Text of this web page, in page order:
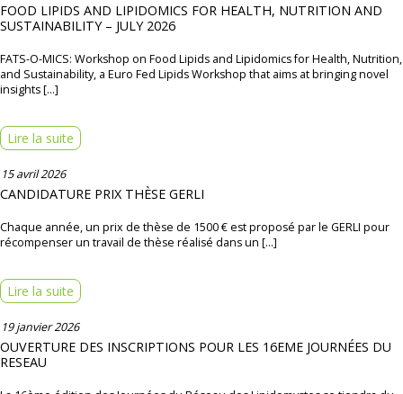
FOOD LIPIDS AND LIPIDOMICS FOR HEALTH, NUTRITION AND
SUSTAINABILITY – JULY 2026
FATS-O-MICS: Workshop on Food Lipids and Lipidomics for Health, Nutrition,
and Sustainability, a Euro Fed Lipids Workshop that aims at bringing novel
insights […]
Lire la suite
15 avril 2026
CANDIDATURE PRIX THÈSE GERLI
Chaque année, un prix de thèse de 1500 € est proposé par le GERLI pour
récompenser un travail de thèse réalisé dans un […]
Lire la suite
19 janvier 2026
OUVERTURE DES INSCRIPTIONS POUR LES 16EME JOURNÉES DU
RESEAU